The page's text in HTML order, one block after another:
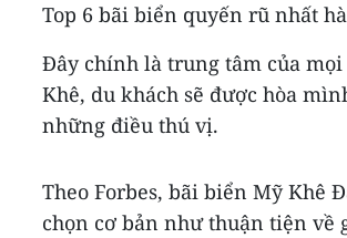
Top 6 bãi biển quyến rũ nhất
Đây chính là trung tâm của
Khê, du khách sẽ được hòa
những điều thú vị.
Theo Forbes, bãi biển Mỹ Khê
chọn cơ bản như thuận tiện về